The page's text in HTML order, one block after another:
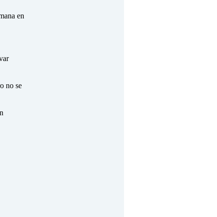
en
no se